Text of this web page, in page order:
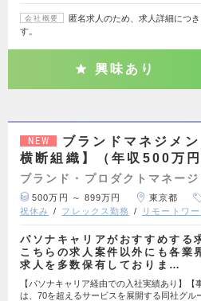
会社概要
匿名求人のため、求人詳細につ
す。
興味あり
NEW
ブランドマネジメ
横断組織】（年収500万
ブランド・プロダクトマネー
500万円 ～ 899万円 東京都
祝休み
フレックス勤務 リモートワ
パソナキャリアがおすすめする
こちらの求人案件以外にも各業
求人を多数保有しておりま…
【パソナキャリア経由での入社実績あり】
は、70を超えるサービスを展開する同社グル